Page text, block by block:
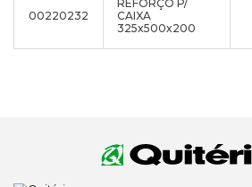
00220232
REFORÇO P/
CAIXA
325x500x200